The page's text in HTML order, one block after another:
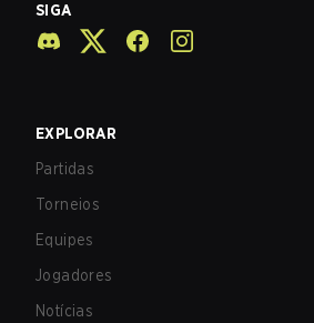
SIGA
EXPLORAR
Partidas
Torneios
Equipes
Jogadores
Notícias